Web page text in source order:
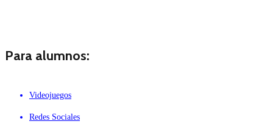
Para alumnos:
Videojuegos
Redes Sociales